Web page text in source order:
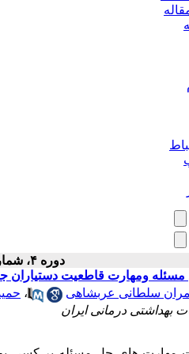
دوره ۴، شماره ۱ - ( ۱۲-۱۳۹۴ )
ومهارت قاطعیت دستیاران
سلطانی عربشاهی ،
بهداشتی درمانی ایران